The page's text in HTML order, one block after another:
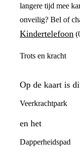
langere tijd mee
onveilig? Bel of
Kindertelefoon
Trots en kracht
Op de kaart is
Veerkrachtpark
en het
Dapperheidspad